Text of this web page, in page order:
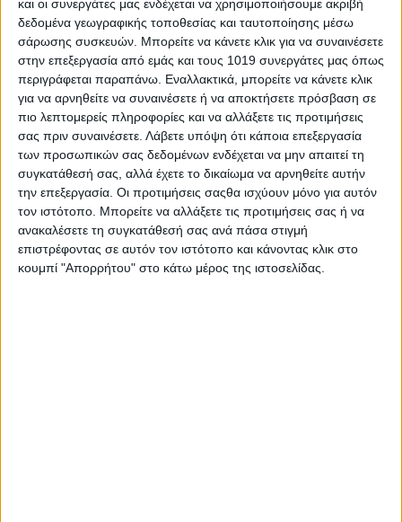
και οι συνεργάτες μας ενδέχεται να χρησιμοποιήσουμε ακριβή
δεδομένα γεωγραφικής τοποθεσίας και ταυτοποίησης μέσω
σάρωσης συσκευών. Μπορείτε να κάνετε κλικ για να συναινέσετε
στην επεξεργασία από εμάς και τους 1019 συνεργάτες μας όπως
περιγράφεται παραπάνω. Εναλλακτικά, μπορείτε να κάνετε κλικ
για να αρνηθείτε να συναινέσετε ή να αποκτήσετε πρόσβαση σε
πιο λεπτομερείς πληροφορίες και να αλλάξετε τις προτιμήσεις
σας πριν συναινέσετε. Λάβετε υπόψη ότι κάποια επεξεργασία
των προσωπικών σας δεδομένων ενδέχεται να μην απαιτεί τη
συγκατάθεσή σας, αλλά έχετε το δικαίωμα να αρνηθείτε αυτήν
την επεξεργασία. Οι προτιμήσεις σαςθα ισχύουν μόνο για αυτόν
τον ιστότοπο. Μπορείτε να αλλάξετε τις προτιμήσεις σας ή να
ανακαλέσετε τη συγκατάθεσή σας ανά πάσα στιγμή
επιστρέφοντας σε αυτόν τον ιστότοπο και κάνοντας κλικ στο
κουμπί "Απορρήτου" στο κάτω μέρος της ιστοσελίδας.
13-02-2026) προβλέπονται:
Α. Ισχυρές βροχές και καταιγίδες
α. στη δυτική και νότια Πελοπόννησο και τα νησιά του Ιονίου
Ζάκυνθο, Κεφαλονιά, Ιθάκη από αργά το απόγευμα της
Πέμπτης 12-02-2026 έως και τις πρώτες πρωινές ώρες της
Παρασκευής
β. στην Κρήτη και τις Κυκλάδες κατά τη διάρκεια της νύχτας
Πέμπτης προς Παρασκευή.
γ. στα Δωδεκάνησα και τα νησιά του βορείου και ανατολικού
Αιγαίου την Παρασκευή έως και τις πρωινές ώρες.
δ. στη Θράκη πρόσκαιρα το πρωί της Παρασκευής 13-02-2026.
Β. Πολύ ισχυροί έως θυελλώδεις άνεμοι θα πνέουν,